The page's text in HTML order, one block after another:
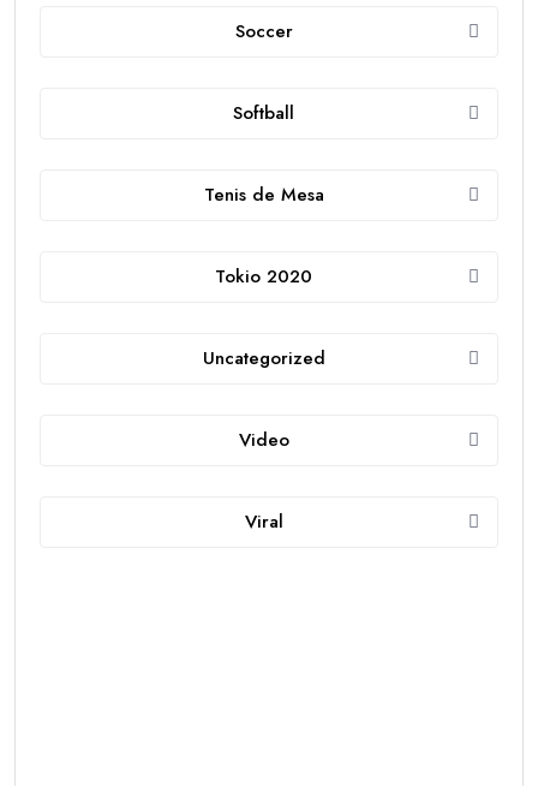
Soccer
Softball
Tenis de Mesa
Tokio 2020
Uncategorized
Video
Viral